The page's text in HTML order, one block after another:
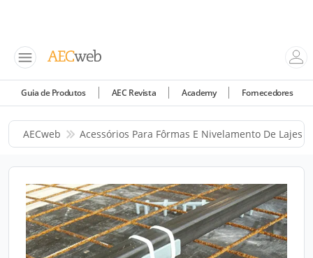
Guia de Produtos AEC Revista Academy Fornecedores
AECweb Acessórios Para Fôrmas E Nivelamento De Lajes